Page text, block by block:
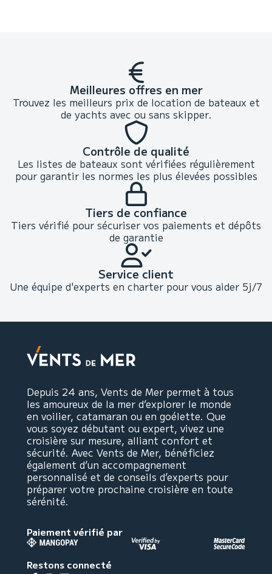
Meilleures offres en mer
Trouvez les meilleurs prix de location de bateaux et
de yachts avec ou sans skipper.
Contrôle de qualité
Les listes de bateaux sont vérifiées régulièrement
pour garantir les normes les plus élevées possibles
Tiers de confiance
Tiers vérifié pour sécuriser vos paiements et dépôts
de garantie
Service client
Une équipe d'experts en charter pour vous aider 5j/7
Depuis 24 ans, Vents de Mer permet à tous
les amoureux de la mer d’explorer le monde
en voilier, catamaran ou en goélette. Que
vous soyez débutant ou expert, vivez une
croisière sur mesure, alliant confort et
sécurité. Avec Vents de Mer, bénéficiez
également d’un accompagnement
personnalisé et de conseils d’experts pour
préparer votre prochaine croisière en toute
sérénité.
Paiement vérifié par
Restons connecté